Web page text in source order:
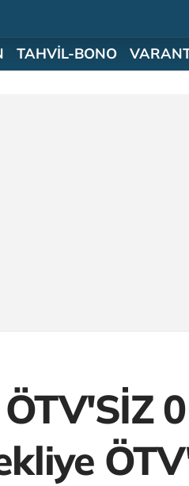
TAHVİL-BONO